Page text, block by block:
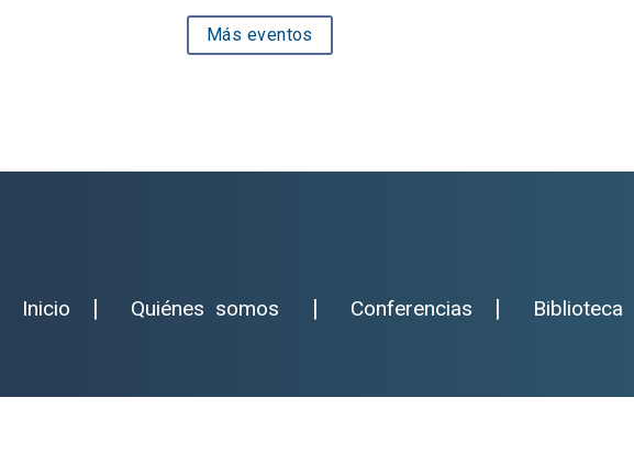
Más eventos
Inicio Quiénes somos Conferencias Biblioteca